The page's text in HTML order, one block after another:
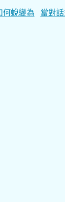
何蛻變為
當對